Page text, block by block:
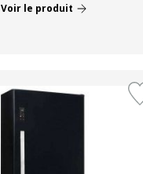
Voir le produit